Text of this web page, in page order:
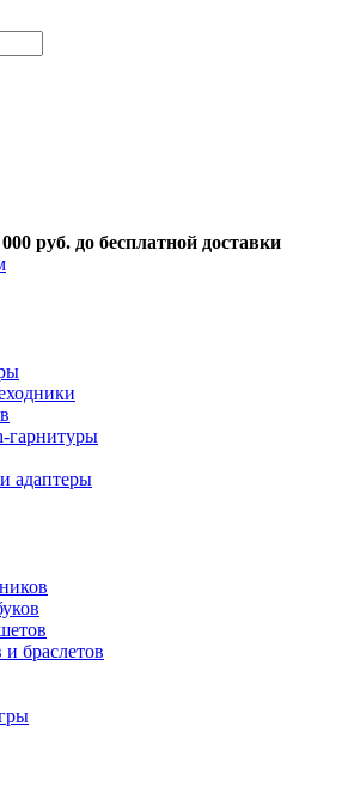
000 руб. до бесплатной доставки
гарнитуры
адаптеры
браслетов